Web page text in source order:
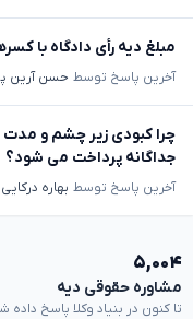
مبلغ دیه رأی دادگاه با
آخرین پاسخ توسط حسن آرین
چرا کبودی زیر چشم و مدت
جداگانه پرداخت می شود؟
آخرین پاسخ توسط بهاره
۵,۰۰۴
مشاوره حقوقی دیه
تا کنون در بنیاد وکلا پاسخ داده